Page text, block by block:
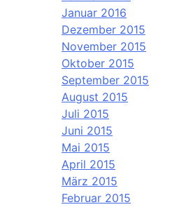
Januar 2016
Dezember 2015
November 2015
Oktober 2015
September 2015
August 2015
Juli 2015
Juni 2015
Mai 2015
April 2015
März 2015
Februar 2015